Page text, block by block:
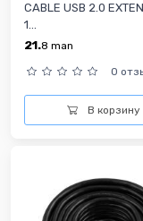
CABLE USB 2.0
1...
21.8 man
0
В корзину